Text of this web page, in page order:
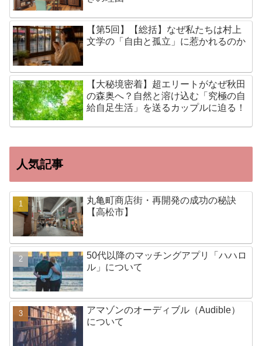
【第5回】【総括】なぜ私たちは村上
文学の「自由と孤立」に惹かれるのか
【大秘境密着】超エリートがなぜ秋田
の森奥へ？自然と溶け込む「究極の自
給自足生活」を送るカップルに迫る！
人気記事
丸亀町商店街・再開発の成功の秘訣
【高松市】
50代以降のマッチングアプリ「ハハロ
ル」について
アマゾンのオーディブル（Audible）
について